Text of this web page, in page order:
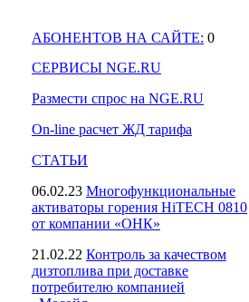
АБОНЕНТОВ НА САЙТЕ: 0
СЕРВИСЫ NGE.RU
Размести спрос на NGE.RU
On-line расчет ЖД тарифа
СТАТЬИ
06.02.23 Многофункциональные
активаторы горения HiTECH 0810
от компании «ОНК»
21.02.22 Контроль за качеством
дизтоплива при доставке
потребителю компанией